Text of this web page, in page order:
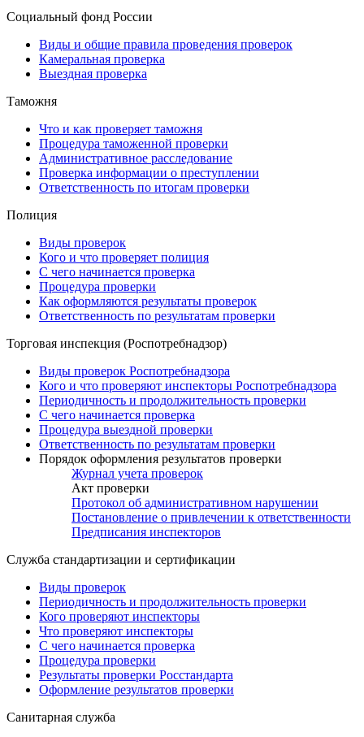
Социальный фонд России
Виды и общие правила проведения проверок
Камеральная проверка
Выездная проверка
Таможня
Что и как проверяет таможня
Процедура таможенной проверки
Административное расследование
Проверка информации о преступлении
Ответственность по итогам проверки
Полиция
Виды проверок
Кого и что проверяет полиция
С чего начинается проверка
Процедура проверки
Как оформляются результаты проверок
Ответственность по результатам проверки
Торговая инспекция (Роспотребнадзор)
Виды проверок Роспотребнадзора
Кого и что проверяют инспекторы Роспотребнадзора
Периодичность и продолжительность проверки
С чего начинается проверка
Процедура выездной проверки
Ответственность по результатам проверки
Порядок оформления результатов проверки
Журнал учета проверок
Акт проверки
Протокол об административном нарушении
Постановление о привлечении к ответственности
Предписания инспекторов
Служба стандартизации и сертификации
Виды проверок
Периодичность и продолжительность проверки
Кого проверяют инспекторы
Что проверяют инспекторы
С чего начинается проверка
Процедура проверки
Результаты проверки Росстандарта
Оформление результатов проверки
Санитарная служба